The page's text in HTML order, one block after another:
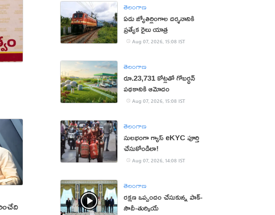
తెలంగాణ
ఏడు జ్యోతిర్లింగాల దర్శనానికి
ప్రత్యేక రైలు యాత్ర
Aug 07, 2026, 15:08 IST
తెలంగాణ
రూ.23,731 కోట్లతో గోబర్ధన్
పథకానికి ఆమోదం
Aug 07, 2026, 15:08 IST
తెలంగాణ
సులభంగా గ్యాస్ eKYC పూర్తి
చేసుకోండిలా!
Aug 07, 2026, 14:08 IST
తెలంగాణ
రక్షణ ఒప్పందం చేసుకున్న పాక్‌-
సౌదీ-తుర్కియే